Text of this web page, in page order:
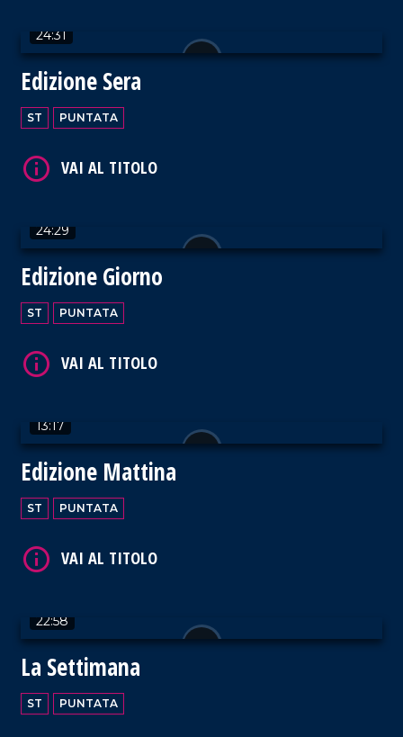
24:31
Edizione Sera
ST PUNTATA
24:29
Edizione Giorno
ST PUNTATA
13:17
Edizione Mattina
ST PUNTATA
22:58
La Settimana
ST PUNTATA
VAI AL TITOLO
VAI AL TITOLO
VAI AL TITOLO